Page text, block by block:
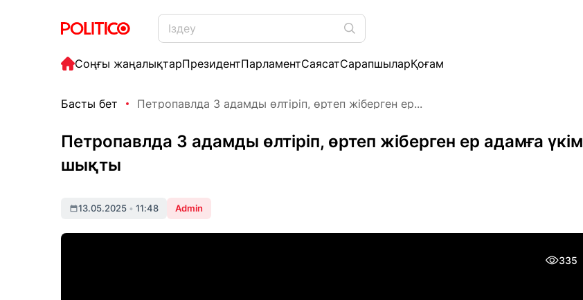
Соңғы жаңалықтарПрезидентПарламентСаясатСарапшыларҚоғам
Басты бет Петропавлда 3 адамды өлтіріп, өртеп жіберген ер...
Петропавлда 3 адамды өлтіріп, өртеп жіберген ер адамға үкім
шықты
13.05.2025 • 11:48 Admin
335